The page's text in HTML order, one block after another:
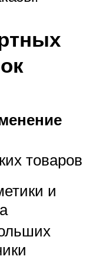
товаров
и